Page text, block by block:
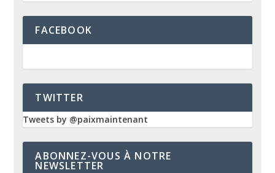
FACEBOOK
TWITTER
Tweets by @paixmaintenant
ABONNEZ-VOUS À NOTRE
NEWSLETTER